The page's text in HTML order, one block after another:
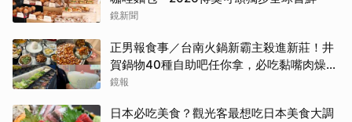
鏡新聞
正男報食事／台南火鍋新霸主殺進新莊！井
賀鍋物40種自助吧任你拿，必吃黏嘴肉燥
飯、現做棉花糖
鏡報
日本必吃美食？觀光客最想吃日本美食大調